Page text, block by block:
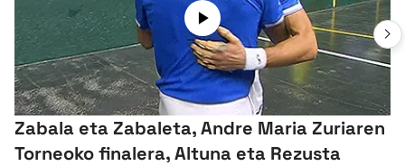
Zabala eta Zabaleta, Andre Maria Zuriaren
Torneoko finalera, Altuna eta Rezusta